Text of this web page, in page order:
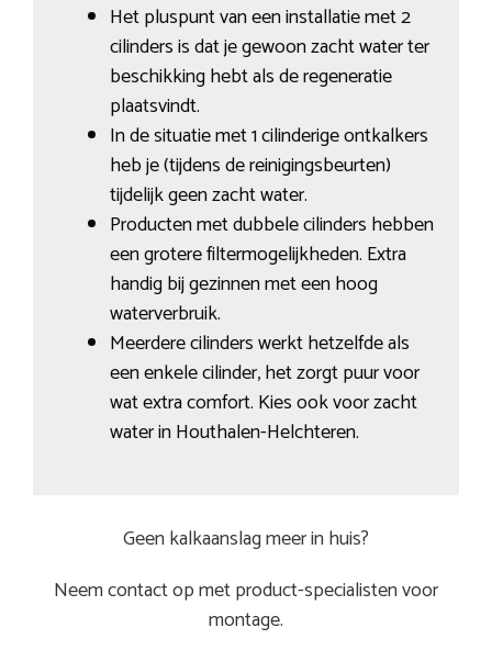
Het pluspunt van een installatie met 2
cilinders is dat je gewoon zacht water ter
beschikking hebt als de regeneratie
plaatsvindt.
In de situatie met 1 cilinderige ontkalkers
heb je (tijdens de reinigingsbeurten)
tijdelijk geen zacht water.
Producten met dubbele cilinders hebben
een grotere filtermogelijkheden. Extra
handig bij gezinnen met een hoog
waterverbruik.
Meerdere cilinders werkt hetzelfde als
een enkele cilinder, het zorgt puur voor
wat extra comfort. Kies ook voor zacht
water in Houthalen-Helchteren.
Geen kalkaanslag meer in huis?
Neem contact op met product-specialisten voor
montage.